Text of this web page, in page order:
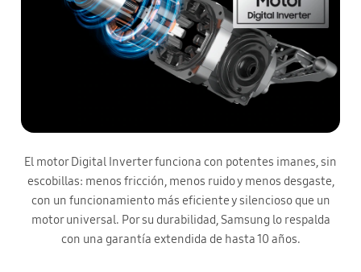
El motor Digital Inverter funciona con potentes imanes, sin
escobillas: menos fricción, menos ruido y menos desgaste,
con un funcionamiento más eficiente y silencioso que un
motor universal. Por su durabilidad, Samsung lo respalda
con una garantía extendida de hasta 10 años.